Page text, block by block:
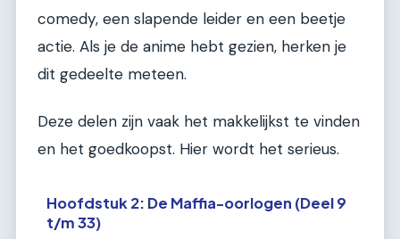
comedy, een slapende leider en een beetje
actie. Als je de anime hebt gezien, herken je
dit gedeelte meteen.
Deze delen zijn vaak het makkelijkst te vinden
en het goedkoopst. Hier wordt het serieus.
Hoofdstuk 2: De Maffia-oorlogen (Deel 9
t/m 33)